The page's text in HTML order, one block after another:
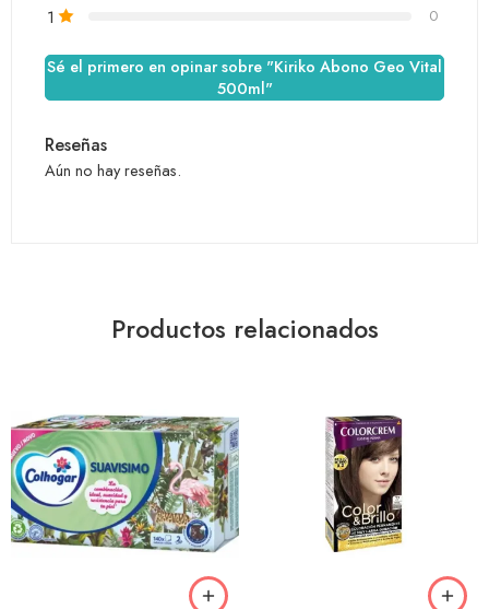
1 0
Sé el primero en opinar sobre "Kiriko Abono Geo Vital
500ml"
Reseñas
Aún no hay reseñas.
Productos relacionados